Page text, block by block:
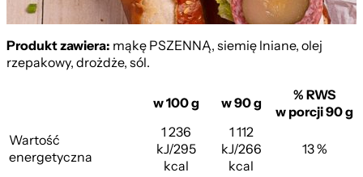
Bawarski z Serem i Salami
Produkt zawiera: mąkę PSZENNĄ, siemię lniane, olej
rzepakowy, drożdże, sól.
w 100 g w 90 g
% RWS
w porcji 90 g
Wartość
energetyczna
1 236
kJ/295
kcal
1 112
kJ/266
kcal
13 %